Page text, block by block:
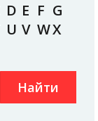
D E F G
U V WX
Найти